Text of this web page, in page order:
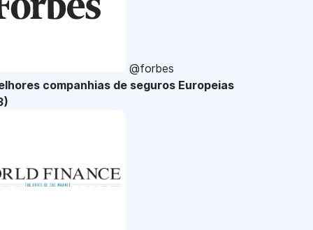
@forbes
companhias de seguros Europeias